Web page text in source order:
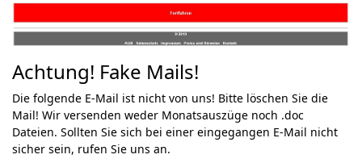
Achtung! Fake Mails!
Die folgende E-Mail ist nicht von uns! Bitte löschen Sie die
Mail! Wir versenden weder Monatsauszüge noch .doc
Dateien. Sollten Sie sich bei einer eingegangen E-Mail nicht
sicher sein, rufen Sie uns an.